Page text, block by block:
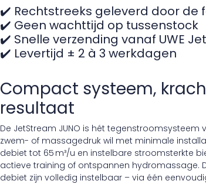
✔️ Rechtstreeks geleverd door de
✔️ Geen wachttijd op tussenstock
✔️ Snelle verzending vanaf UWE
✔️ Levertijd ± 2 à 3 werkdagen
Compact systeem,
resultaat
De JetStream JUNO is hét tegenstroomsysteem
zwem- of massagedruk wil met minimale
debiet tot 65 m³/u en instelbare stroomsterkte
actieve training of ontspannen hydromassage.
debiet zijn volledig instelbaar – via één